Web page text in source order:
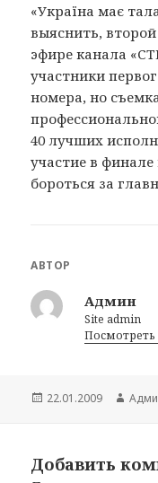
«Україна має
выяснить,
эфире канала
участники
номера, но
40 лучших
участие в
бороться за
АВТОР
Админ
Site admin
Посмотреть
Опубликовано
22.01.2009
Добавить